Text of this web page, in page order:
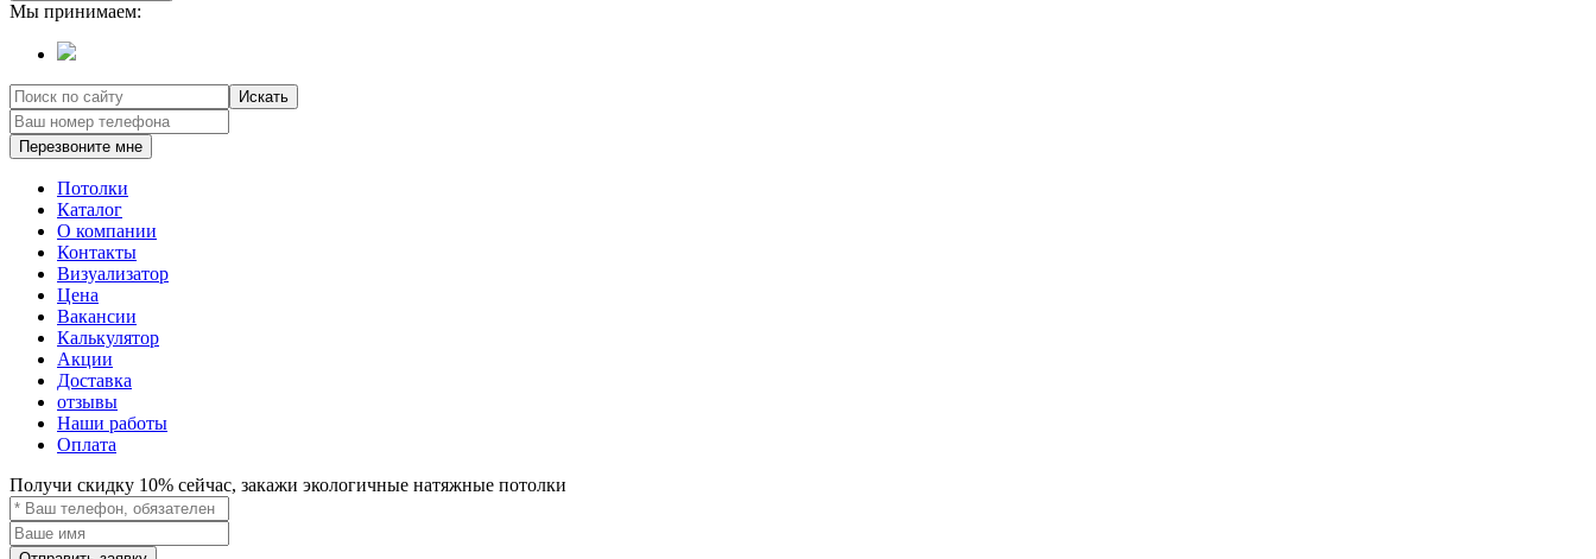
Мы принимаем:
Искать
Перезвоните мне
Потолки
Каталог
О компании
Контакты
Визуализатор
Цена
Вакансии
Калькулятор
Акции
Доставка
отзывы
Наши работы
Оплата
Получи скидку 10% сейчас, закажи экологичные натяжные потолки